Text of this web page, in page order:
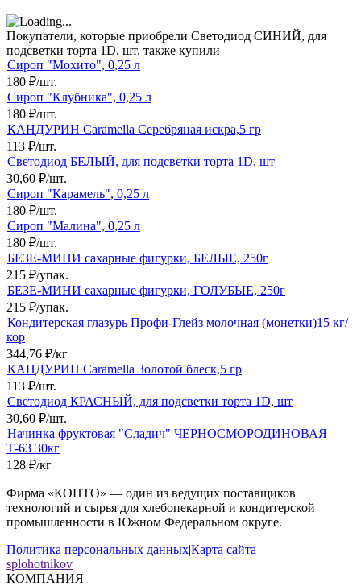
Покупатели, которые приобрели Светодиод СИНИЙ, для
подсветки торта 1D, шт, также купили
Сироп "Мохито", 0,25 л
180 ₽/шт.
Сироп "Клубника", 0,25 л
180 ₽/шт.
КАНДУРИН Caramella Серебряная искра,5 гр
113 ₽/шт.
Светодиод БЕЛЫЙ, для подсветки торта 1D, шт
30,60 ₽/шт.
Сироп "Карамель", 0,25 л
180 ₽/шт.
Сироп "Малина", 0,25 л
180 ₽/шт.
БЕЗЕ-МИНИ сахарные фигурки, БЕЛЫЕ, 250г
215 ₽/упак.
БЕЗЕ-МИНИ сахарные фигурки, ГОЛУБЫЕ, 250г
215 ₽/упак.
Кондитерская глазурь Профи-Глейз молочная (монетки)15 кг/
кор
344,76 ₽/кг
КАНДУРИН Caramella Золотой блеск,5 гр
113 ₽/шт.
Светодиод КРАСНЫЙ, для подсветки торта 1D, шт
30,60 ₽/шт.
Начинка фруктовая "Сладич" ЧЕРНОСМОРОДИНОВАЯ
Т-63 30кг
128 ₽/кг
Фирма «КОНТО» — один из ведущих поставщиков
технологий и сырья для хлебопекарной и кондитерской
промышленности в Южном Федеральном округе.
Политика персональных данных|Карта сайта
splohotnikov
КОМПАНИЯ